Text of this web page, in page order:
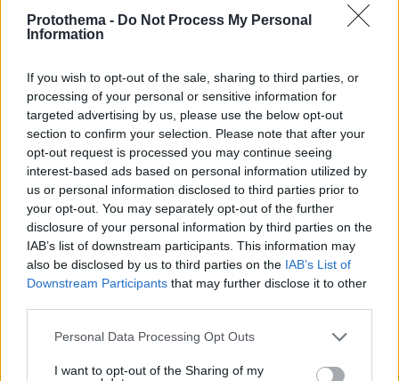
Protothema - Do Not Process My Personal
Information
If you wish to opt-out of the sale, sharing to third parties, or
processing of your personal or sensitive information for
targeted advertising by us, please use the below opt-out
section to confirm your selection. Please note that after your
opt-out request is processed you may continue seeing
interest-based ads based on personal information utilized by
us or personal information disclosed to third parties prior to
your opt-out. You may separately opt-out of the further
disclosure of your personal information by third parties on the
IAB’s list of downstream participants. This information may
also be disclosed by us to third parties on the IAB’s List of
Downstream Participants that may further disclose it to other
Please note that this website/app uses one or more Google
not limited to your visit or usage behaviour. You may click to
Personal Data Processing Opt Outs
I want to opt-out of the Sharing of my
Είδος υπό εξαφάνιση οι υπερπολύτεκνοι στην
Ελλάδα που γερνάει: Τα... δύο ταψιά μεσημεριανό,
τα επιδόματα, η καθημερινότητά τους
07.08.2026, 15:59